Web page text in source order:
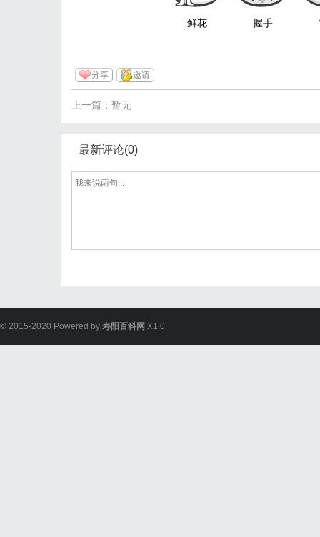
鲜花 握手
分享 邀请
上一篇：暂无
最新评论(0)
© 2015-2020 Powered by 寿阳百科网 X1.0